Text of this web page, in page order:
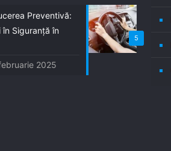
5
Preventivă:
în Siguranță în
2025